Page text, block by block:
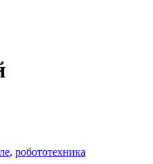
, робототехника